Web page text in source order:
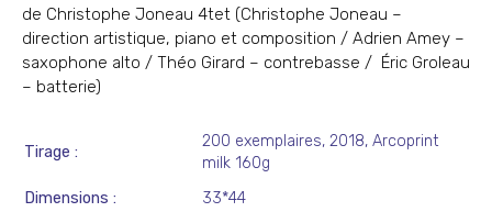
de Christophe Joneau 4tet (Christophe Joneau –
direction artistique, piano et composition / Adrien Amey –
saxophone alto / Théo Girard – contrebasse / Éric Groleau
– batterie)
Tirage
200 exemplaires, 2018, Arcoprint
milk 160g
Dimensions
33*44